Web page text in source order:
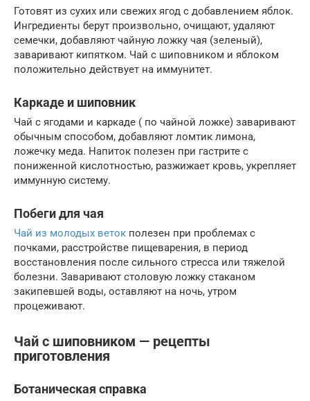
Готовят из сухих или свежих ягод с добавлением яблок.
Ингредиенты берут произвольно, очищают, удаляют
семечки, добавляют чайную ложку чая (зеленый),
заваривают кипятком. Чай с шиповником и яблоком
положительно действует на иммунитет.
Каркаде и шиповник
Чай с ягодами и каркаде ( по чайной ложке) заваривают
обычным способом, добавляют ломтик лимона,
ложечку меда. Напиток полезен при гастрите с
пониженной кислотностью, разжижает кровь, укрепляет
иммунную систему.
Побеги для чая
Чай из молодых веток полезен при проблемах с
почками, расстройстве пищеварения, в период
восстановления после сильного стресса или тяжелой
болезни. Заваривают столовую ложку стаканом
закипевшей воды, оставляют на ночь, утром
процеживают.
Чай с шиповником — рецепты
приготовления
Ботаническая справка